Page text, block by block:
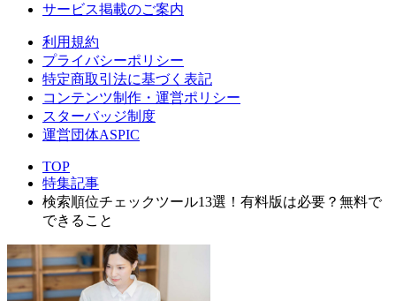
サービス掲載のご案内
利用規約
プライバシーポリシー
特定商取引法に基づく表記
コンテンツ制作・運営ポリシー
スターバッジ制度
運営団体ASPIC
TOP
特集記事
検索順位チェックツール13選！有料版は必要？無料で
できること